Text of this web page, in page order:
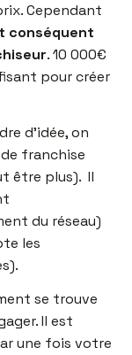
Cependant
conséquent
. 10 000€
pour créer
d’idée, on
franchise
être plus). Il
du réseau)
les
se trouve
Il est
une fois votre